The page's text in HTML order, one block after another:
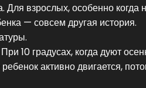
Для взрослых, особенно когда
— совсем другая история.
10 градусах, когда дуют
активно двигается,